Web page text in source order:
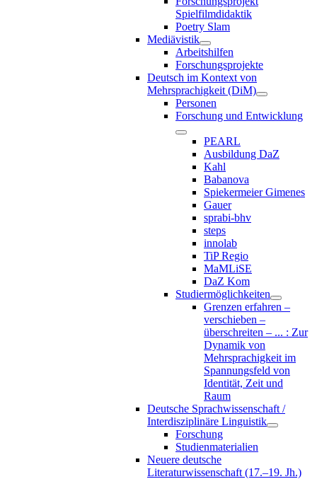
Spielfilmdidaktik
Poetry Slam
Mediävistik
Arbeitshilfen
Forschungsprojekte
Deutsch im Kontext von
Mehrsprachigkeit (DiM)
Personen
Forschung und Entwicklung
PEARL
Ausbildung DaZ
Kahl
Babanova
Spiekermeier Gimenes
Gauer
sprabi-bhv
steps
innolab
TiP Regio
MaMLiSE
DaZ Kom
Studiermöglichkeiten
Grenzen erfahren –
verschieben –
überschreiten – ... : Zur
Dynamik von
Mehrsprachigkeit im
Spannungsfeld von
Identität, Zeit und
Raum
Deutsche Sprachwissenschaft /
Interdisziplinäre Linguistik
Forschung
Studienmaterialien
Neuere deutsche
Literaturwissenschaft (17.–19. Jh.)